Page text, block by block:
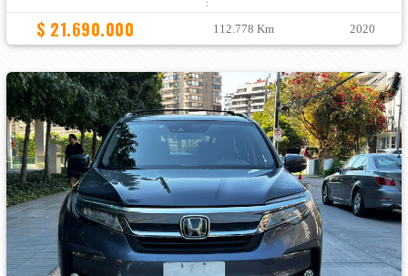
:
$ 21.690.000 112.778 Km 2020